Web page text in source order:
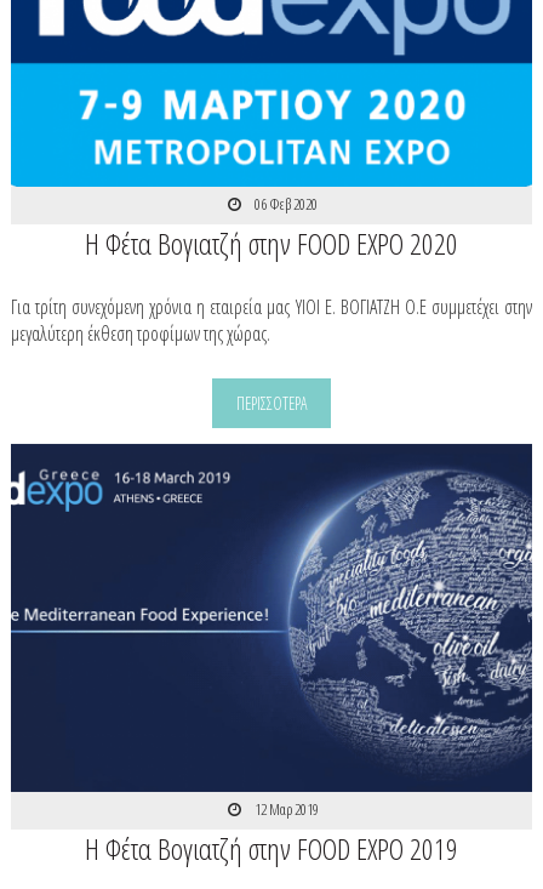
06 Φεβ 2020
Η Φέτα Βογιατζή στην FOOD EXPO 2020
Για τρίτη συνεχόμενη χρόνια η εταιρεία μας ΥΙΟΙ Ε. ΒΟΓΙΑΤΖΗ Ο.Ε συμμετέχει στην
μεγαλύτερη έκθεση τροφίμων της χώρας.
ΠΕΡΙΣΣΟΤΕΡΑ
12 Μαρ 2019
Η Φέτα Βογιατζή στην FOOD EXPO 2019